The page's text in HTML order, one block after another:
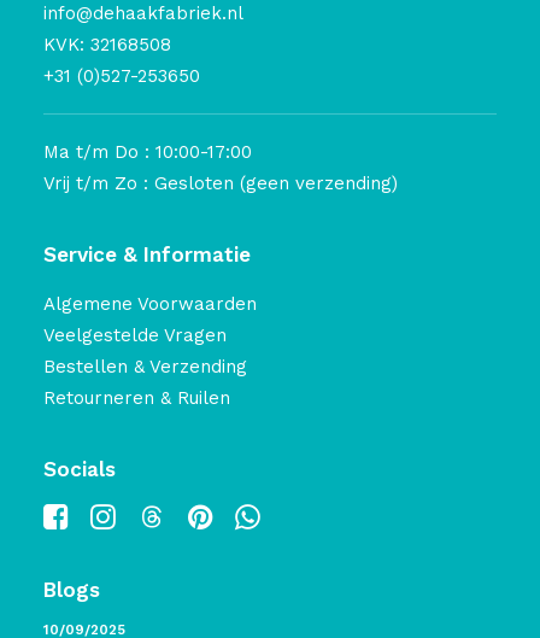
info@dehaakfabriek.nl
KVK: 32168508
+31 (0)527-253650
Ma t/m Do : 10:00-17:00
Vrij t/m Zo : Gesloten (geen verzending)
Service & Informatie
Algemene Voorwaarden
Veelgestelde Vragen
Bestellen & Verzending
Retourneren & Ruilen
Socials
Blogs
10/09/2025